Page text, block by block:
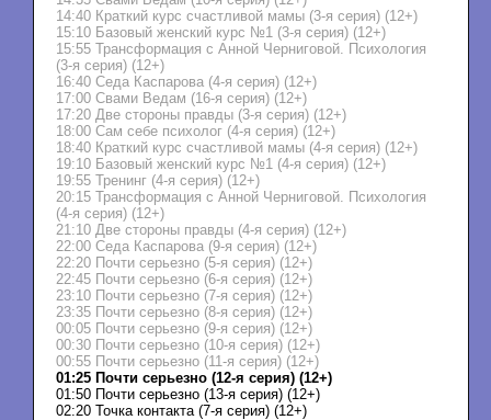
14:40 Краткий курс счастливой мамы (3-я серия) (12+)
15:10 Базовый женский курс №1 (3-я серия) (12+)
15:55 Трансформация с Анной Черниговой. Психология
(3-я серия) (12+)
16:40 Седа Каспарова (4-я серия) (12+)
17:00 Свами Ведам (16-я серия) (12+)
17:20 Две стороны правды (3-я серия) (12+)
18:00 Сам себе психолог (4-я серия) (12+)
18:40 Краткий курс счастливой мамы (4-я серия) (12+)
19:10 Базовый женский курс №1 (4-я серия) (12+)
19:55 Тренинг (4-я серия) (12+)
20:15 Трансформация с Анной Черниговой. Психология
(4-я серия) (12+)
21:10 Две стороны правды (4-я серия) (12+)
22:00 Седа Каспарова (9-я серия) (12+)
22:20 Почти серьезно (5-я серия) (12+)
22:45 Почти серьезно (6-я серия) (12+)
23:10 Почти серьезно (7-я серия) (12+)
23:35 Почти серьезно (8-я серия) (12+)
00:05 Почти серьезно (9-я серия) (12+)
00:30 Почти серьезно (10-я серия) (12+)
00:55 Почти серьезно (11-я серия) (12+)
01:25 Почти серьезно (12-я серия) (12+)
01:50 Почти серьезно (13-я серия) (12+)
02:20 Точка контакта (7-я серия) (12+)